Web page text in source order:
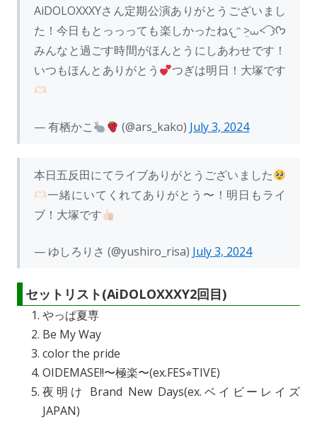
AiDOLOXXXYさん定期公演ありがとうございまし
た！今日もとっっっても楽しかったね𐔌ᵔ ܸ>⩊<︎︎ ͡ 𐦯ᡣ𐭩
みんなと過ごす時間がほんとうにしあわせです！
いつもほんとありがとう
つぎは明日！大塚です
— 有栖かこ (@ars_kako) July 3, 2024
本日五反田にてライブありがとうございました
一緒にいてくれてありがとう〜！明日もライ
ブ！大塚です
— ゆしろりさ (@yushiro_risa) July 3, 2024
セットリスト(AiDOLOXXXY2回目)
やっぱ夏専
Be My Way
color the pride
OIDEMASE!!〜極楽〜(ex.FES⭐︎TIVE)
夜明け Brand New Days(ex.ベイビーレイズ
JAPAN)